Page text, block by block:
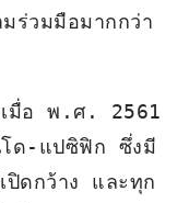
ร่วมมือมากกว่า
เมื่อ พ.ศ. 2561
โด-แปซิฟิก ซึ่งมี
ปิดกว้าง และทุก